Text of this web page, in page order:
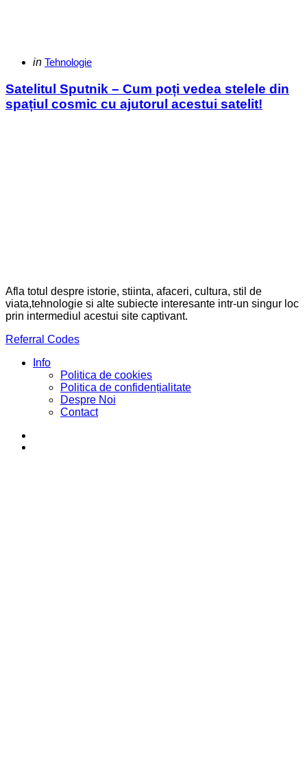
Categories
Posted
in Tehnologie
Satelitul Sputnik – Cum poți vedea stelele din
spațiul cosmic cu ajutorul acestui satelit!
Afla totul despre istorie, stiinta, afaceri, cultura, stil de
viata,tehnologie si alte subiecte interesante intr-un singur loc
prin intermediul acestui site captivant.
Referral Codes
Info
Politica de cookies
Politica de confidențialitate
Despre Noi
Contact